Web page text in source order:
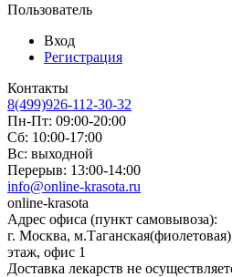
Пользователь
Вход
Регистрация
Контакты
8(499)926-112-30-32
Пн-Пт: 09:00-20:00
Сб: 10:00-17:00
Вс: выходной
Перерыв: 13:00-14:00
info@online-krasota.ru
online-krasota
Адрес офиса (пункт самовывоза):
г. Москва,
этаж, офис 1
Доставка лекарств не